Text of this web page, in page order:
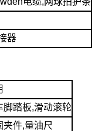
器
脚踏板,滑动滚轮
夹件,量油尺